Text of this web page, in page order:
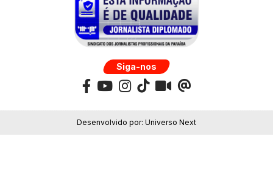
Siga-nos
Desenvolvido por: Universo Next